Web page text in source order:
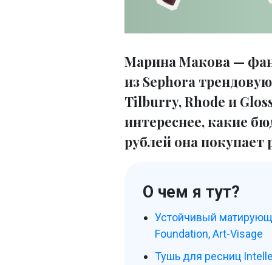
Марина Макова —
из Sephora
Tilburry, Rhode и
интереснее, какие
рублей она покупает
О чем я тут?
Устойчивый
Foundation, Art-Visage
Тушь для ресниц